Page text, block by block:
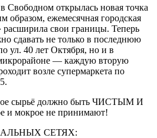
Свободном открылась новая точка
образом, ежемесячная городская
расширила свои границы. Теперь
сдавать не только в последнюю
ул. 40 лет Октября, но и в
— каждую вторую
возле супермаркета по
сырьё должно быть ЧИСТЫМ И
мокрое не принимают!
СЕТЯХ: